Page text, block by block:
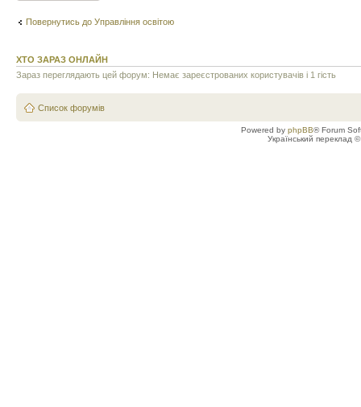
Повернутись до Управління освітою
ХТО ЗАРАЗ ОНЛАЙН
Зараз переглядають цей форум: Немає зареєстрованих користувачів і 1 гість
Список форумів
Powered by phpBB® Forum
Український переклад